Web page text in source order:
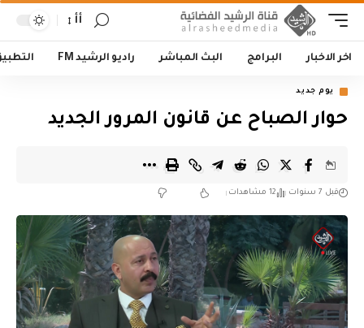
أأ
اخر الاخبار البرامج البث المباشر راديو الرشيد FM
يوم جديد
حوار الصباح عن قانون المرور الجديد
قبل 7 سنوات 12 مشاهدات